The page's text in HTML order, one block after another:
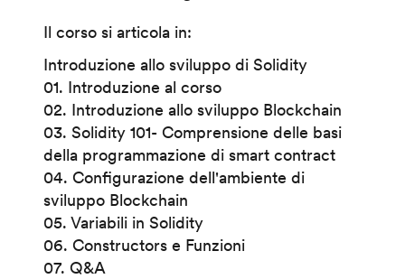
Il corso si articola in:
Introduzione allo sviluppo di Solidity
01. Introduzione al corso
02. Introduzione allo sviluppo Blockchain
03. Solidity 101- Comprensione delle basi
della programmazione di smart contract
04. Configurazione dell'ambiente di
sviluppo Blockchain
05. Variabili in Solidity
06. Constructors e Funzioni
07. Q&A